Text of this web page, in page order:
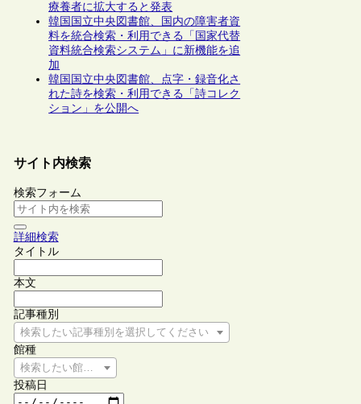
療養者に拡大すると発表
韓国国立中央図書館、国内の障害者資
料を統合検索・利用できる「国家代替
資料統合検索システム」に新機能を追
加
韓国国立中央図書館、点字・録音化さ
れた詩を検索・利用できる「詩コレク
ション」を公開へ
サイト内検索
検索フォーム
詳細検索
タイトル
本文
記事種別
検索したい記事種別を選択してください
館種
検索したい館種を選択してください
投稿日